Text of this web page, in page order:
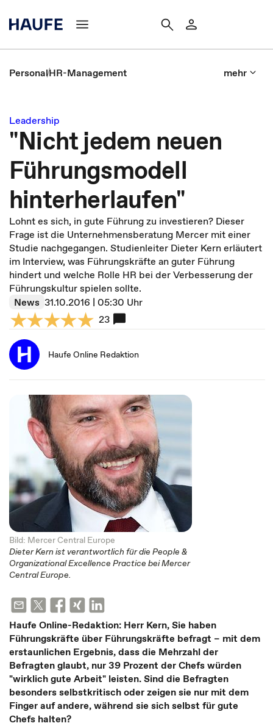
PersonalHR-Management mehr
Leadership
"Nicht jedem neuen
Führungsmodell
hinterherlaufen"
Lohnt es sich, in gute Führung zu investieren? Dieser
Frage ist die Unternehmensberatung Mercer mit einer
Studie nachgegangen. Studienleiter Dieter Kern erläutert
im Interview, was Führungskräfte an guter Führung
hindert und welche Rolle HR bei der Verbesserung der
Führungskultur spielen sollte.
News 31.10.2016 | 05:30 Uhr
23
Haufe Online Redaktion
Bild: Mercer Central Europe
Dieter Kern ist verantwortlich für die People &
Organizational Excellence Practice bei Mercer
Central Europe.
Haufe Online-Redaktion: Herr Kern, Sie haben
Führungskräfte über Führungskräfte befragt – mit dem
erstaunlichen Ergebnis, dass die Mehrzahl der
Befragten glaubt, nur 39 Prozent der Chefs würden
"wirklich gute Arbeit" leisten. Sind die Befragten
besonders selbstkritisch oder zeigen sie nur mit dem
Finger auf andere, während sie sich selbst für gute
Chefs halten?